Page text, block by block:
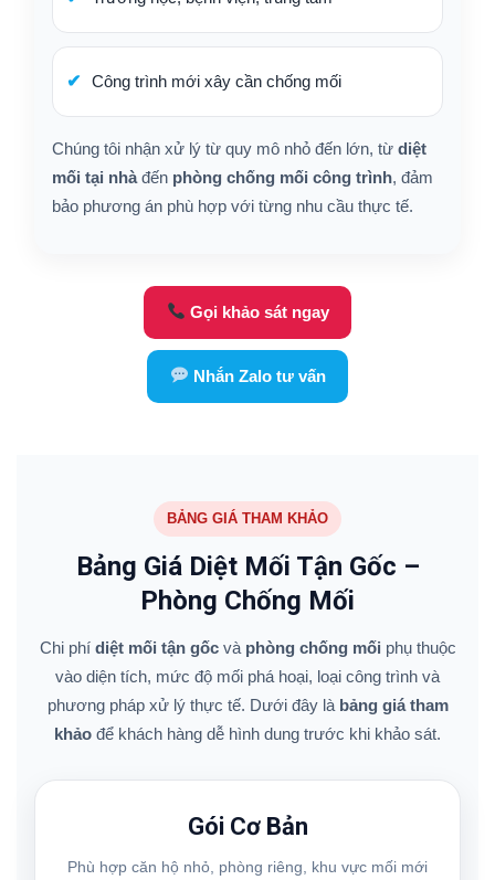
Công trình mới xây cần chống mối
Chúng tôi nhận xử lý từ quy mô nhỏ đến lớn, từ diệt
mối tại nhà đến phòng chống mối công trình, đảm
bảo phương án phù hợp với từng nhu cầu thực tế.
Gọi khảo sát ngay
Nhắn Zalo tư vấn
BẢNG GIÁ THAM KHẢO
Bảng Giá Diệt Mối Tận Gốc –
Phòng Chống Mối
Chi phí diệt mối tận gốcvà phòng chống mối phụ thuộc
vào diện tích, mức độ mối phá hoại, loại công trình và
phương pháp xử lý thực tế. Dưới đây là bảng giá tham
khảo để khách hàng dễ hình dung trước khi khảo sát.
Gói Cơ Bản
Phù hợp căn hộ nhỏ, phòng riêng, khu vực mối mới